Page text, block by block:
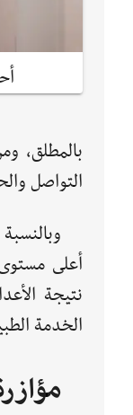
بالمطلق،
التواصل
أعلى
نتيجة
الخدمة